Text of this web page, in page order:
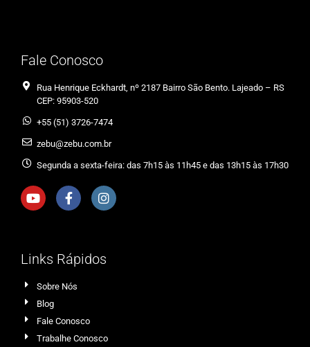
Fale Conosco
Rua Henrique Eckhardt, nº 2187 Bairro São Bento. Lajeado – RS
CEP: 95903-520
+55 (51) 3726-7474
zebu@zebu.com.br
Segunda a sexta-feira: das 7h15 às 11h45 e das 13h15 às 17h30
Links Rápidos
Sobre Nós
Blog
Fale Conosco
Trabalhe Conosco